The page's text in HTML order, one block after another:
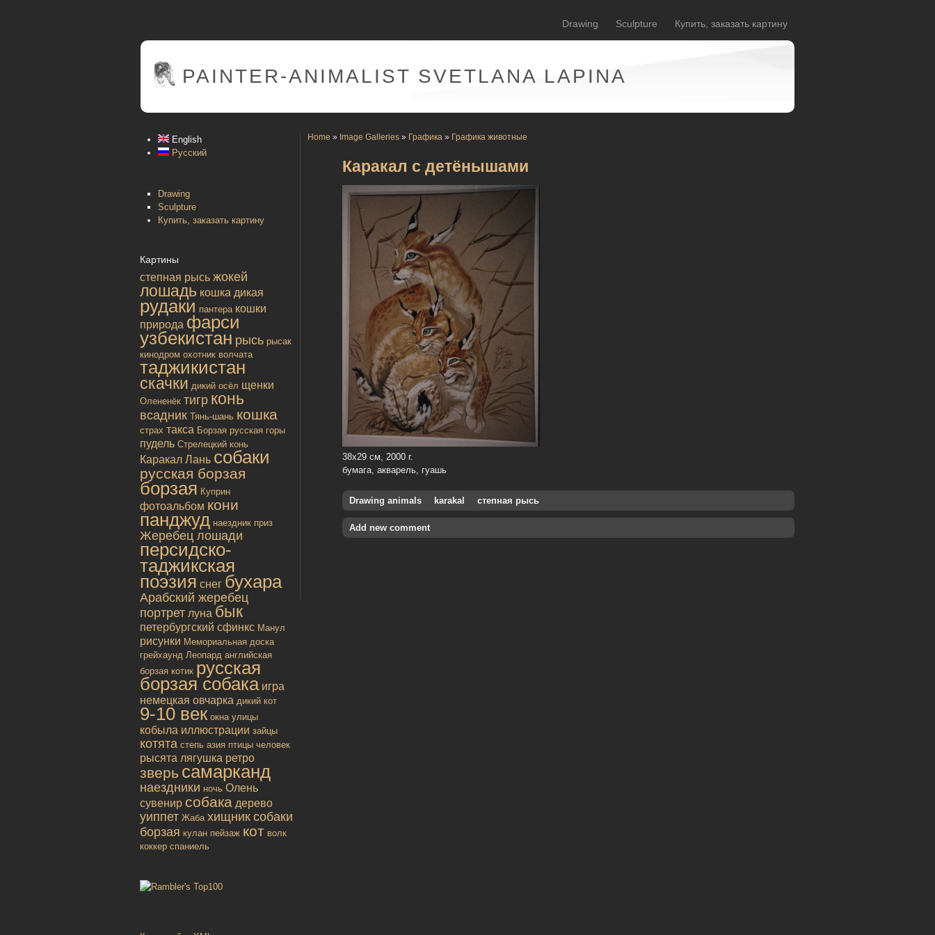
Drawing Sculpture Купить, заказать картину
PAINTER-ANIMALIST SVETLANA LAPINA
English
Русский
Drawing
Sculpture
Купить, заказать картину
Картины
степная рысь жокей
лошадь кошка дикая
рудаки пантера кошки
природа фарси
узбекистан рысь рысак
кинодром охотник волчата
таджикистан
скачки дикий осёл щенки
Олененёк тигр конь
всадник Тянь-шань кошка
страх такса Борзая русская горы
пудель Стрелецкий конь
Каракал Лань собаки
русская борзая
борзая Куприн
фотоальбом кони
панджуд наездник приз
Жеребец лошади
персидско-
таджикская
поэзия снег бухара
Арабский жеребец
портрет луна бык
петербургский сфинкс Манул
рисунки Мемориальная доска
грейхаунд Леопард английская
борзая котик русская
борзая собака игра
немецкая овчарка дикий кот
9-10 век окна улицы
кобыла иллюстрации зайцы
котята степь азия птицы человек
рысята лягушка ретро
зверь самарканд
наездники ночь Олень
сувенир собака дерево
уиппет Жаба хищник собаки
борзая кулан пейзаж кот волк
коккер спаниель
Home » Image Galleries » Графика » Графика животные
Каракал с детёнышами
38х29 см, 2000 г.
бумага, акварель, гуашь
Drawing animals karakal степная рысь
Add new comment